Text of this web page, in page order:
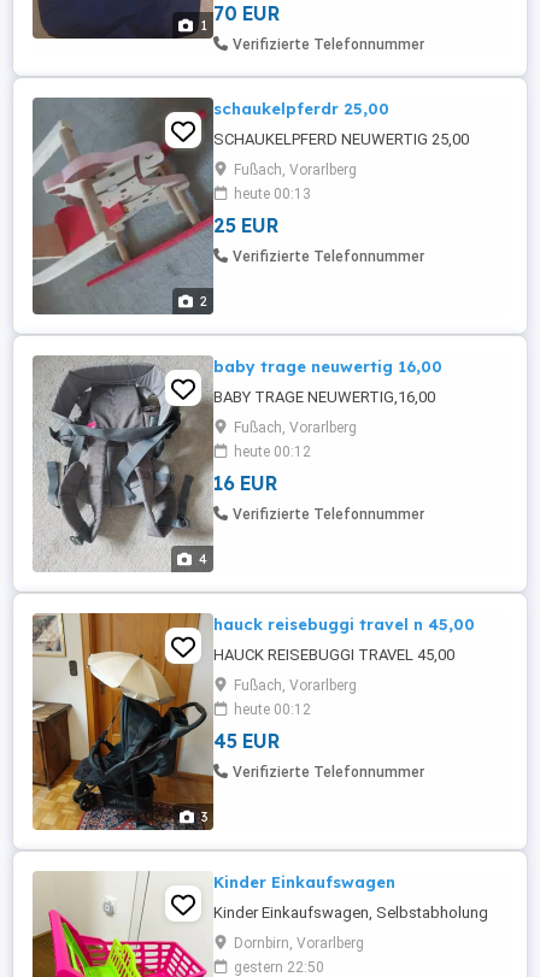
1 70 EUR
Verifizierte Telefonnummer
2
schaukelpferdr 25,00
SCHAUKELPFERD NEUWERTIG 25,00
Fußach, Vorarlberg
heute 00:13
25 EUR
Verifizierte Telefonnummer
4
baby trage neuwertig 16,00
BABY TRAGE NEUWERTIG,16,00
Fußach, Vorarlberg
heute 00:12
16 EUR
Verifizierte Telefonnummer
3
hauck reisebuggi travel n 45,00
HAUCK REISEBUGGI TRAVEL 45,00
Fußach, Vorarlberg
heute 00:12
45 EUR
Verifizierte Telefonnummer
Kinder Einkaufswagen
Kinder Einkaufswagen, Selbstabholung
Dornbirn, Vorarlberg
gestern 22:50